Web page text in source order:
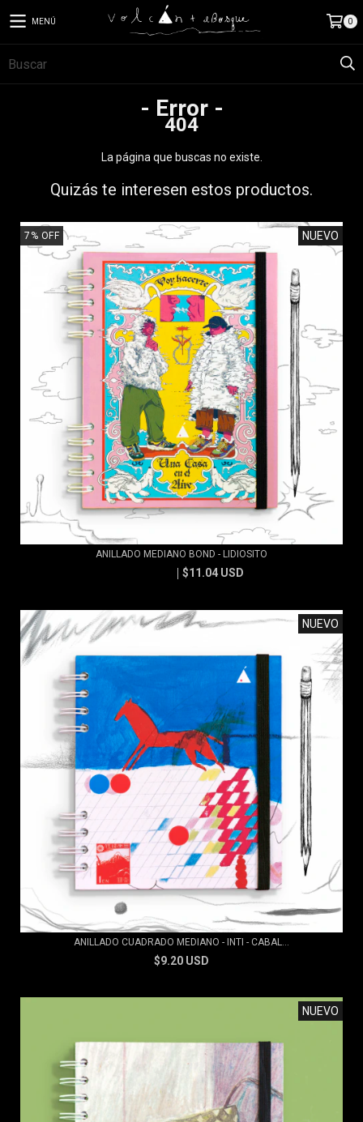
MENÚ 0
- Error -
404
La página que buscas no existe.
Quizás te interesen estos productos.
7 % OFF NUEVO
ANILLADO MEDIANO BOND - LIDIOSITO
$11.04 USD
NUEVO
ANILLADO CUADRADO MEDIANO - INTI - CABAL...
$9.20 USD
NUEVO